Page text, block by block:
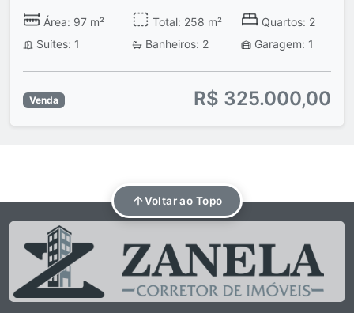
Área: 97 m² Total: 258 m²
Quartos: 2
Suítes: 1
Banheiros: 2 Garagem: 1
Venda R$ 325.000,00
Voltar ao Topo